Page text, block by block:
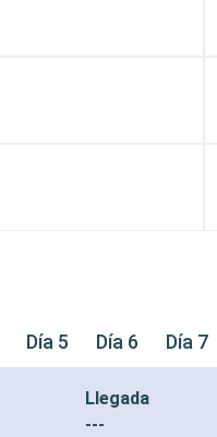
Día 5 Día 6 Día 7
Llegada
---